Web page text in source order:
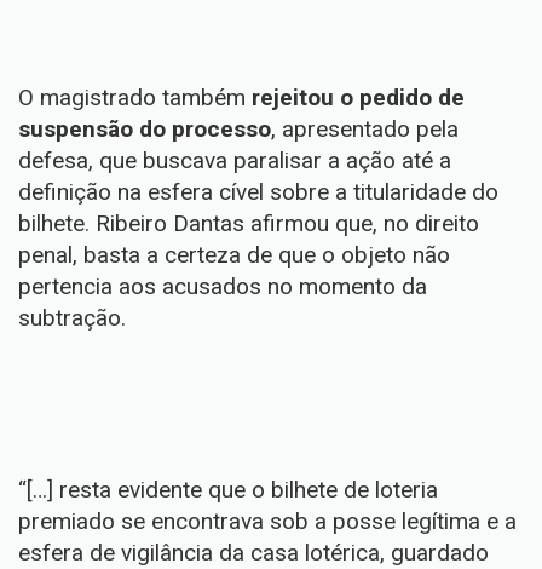
O magistrado também rejeitou o pedido de
suspensão do processo, apresentado pela
defesa, que buscava paralisar a ação até a
definição na esfera cível sobre a titularidade do
bilhete. Ribeiro Dantas afirmou que, no direito
penal, basta a certeza de que o objeto não
pertencia aos acusados no momento da
subtração.
“[…] resta evidente que o bilhete de loteria
premiado se encontrava sob a posse legítima e a
esfera de vigilância da casa lotérica, guardado